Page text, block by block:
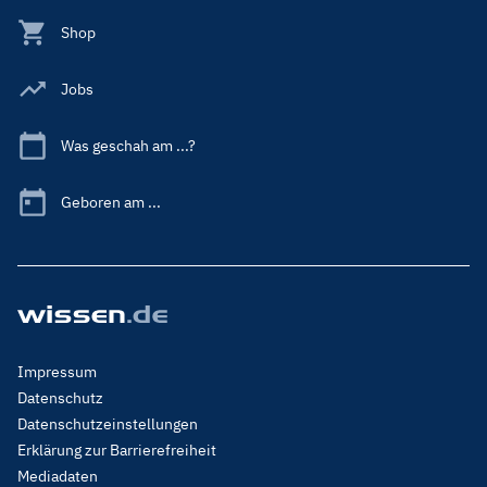
Shop
Jobs
Was geschah am ...?
Geboren am ...
Footer
Menu
Legal
Impressum
Datenschutz
Datenschutzeinstellungen
Erklärung zur Barrierefreiheit
Mediadaten